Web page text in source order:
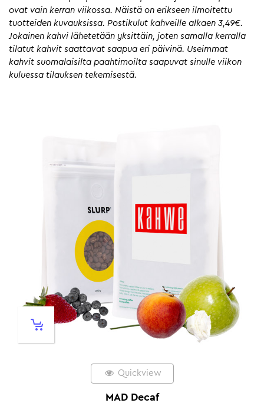
ovat vain kerran viikossa. Näistä on erikseen ilmoitettu
tuotteiden kuvauksissa. Postikulut kahveille alkaen 3,49€.
Jokainen kahvi lähetetään yksittäin, joten samalla kerralla
tilatut kahvit saattavat saapua eri päivinä. Useimmat
kahvit suomalaisilta paahtimoilta saapuvat sinulle viikon
kuluessa tilauksen tekemisestä.
Quickview
MAD Decaf